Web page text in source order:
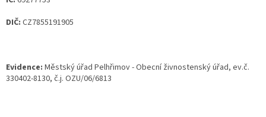
DIČ: CZ7855191905
Evidence: Městský úřad Pelhřimov - Obecní živnostenský úřad, ev.č.
330402-8130, č.j. OZU/06/6813